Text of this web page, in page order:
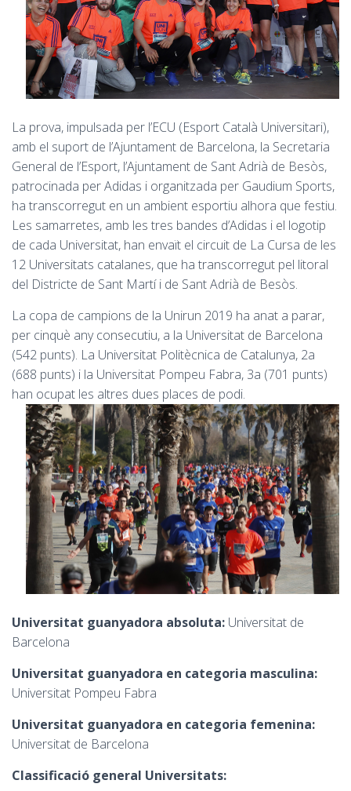
La prova, impulsada per l’ECU (Esport Català Universitari),
amb el suport de l’Ajuntament de Barcelona, la Secretaria
General de l’Esport, l’Ajuntament de Sant Adrià de Besòs,
patrocinada per Adidas i organitzada per Gaudium Sports,
ha transcorregut en un ambient esportiu alhora que festiu.
Les samarretes, amb les tres bandes d’Adidas i el logotip
de cada Universitat, han envaït el circuit de La Cursa de les
12 Universitats catalanes, que ha transcorregut pel litoral
del Districte de Sant Martí i de Sant Adrià de Besòs.
La copa de campions de la Unirun 2019 ha anat a parar,
per cinquè any consecutiu, a la Universitat de Barcelona
(542 punts). La Universitat Politècnica de Catalunya, 2a
(688 punts) i la Universitat Pompeu Fabra, 3a (701 punts)
han ocupat les altres dues places de podi.
Universitat guanyadora absoluta: Universitat de
Barcelona
Universitat guanyadora en categoria masculina:
Universitat Pompeu Fabra
Universitat guanyadora en categoria femenina:
Universitat de Barcelona
Classificació general Universitats: